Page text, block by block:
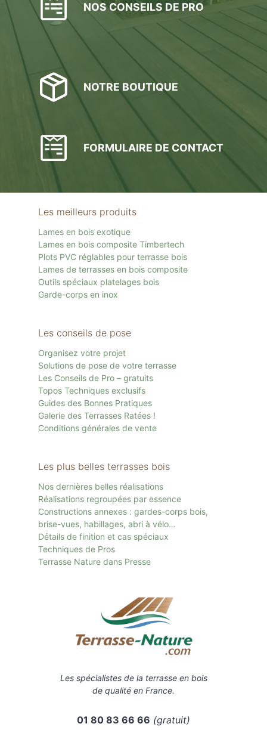
NOS CONSEILS DE PRO
NOTRE BOUTIQUE
FORMULAIRE DE CONTACT
Les meilleurs produits
Lames en bois exotique
Lames en bois composite Timbertech
Plots PVC réglables pour terrasse bois
Lames de terrasses en bois composite
Outils spéciaux platelages bois
Garde-corps en inox
Les conseils de pose
Organisez votre projet
Solutions de pose de votre terrasse
Les Conseils de Pro – gratuits
Topos Techniques exclusifs
Guides des Bonnes Pratiques
Galerie des Terrasses Ratées !
Conditions générales de vente
Les plus belles terrasses bois
Nos dernières belles réalisations
Réalisations regroupées par essence
Constructions annexes : gardes-corps bois,
brise-vues, habillages, abri à vélo…
Détails de finition et cas spéciaux
Techniques de Pros
Terrasse Nature dans Presse
Les spécialistes de la terrasse en bois
de qualité en France.
01 80 83 66 66 (gratuit)